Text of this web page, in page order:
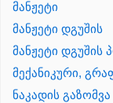
მანჟეტი
მანჟეტი დგუშის
მანჟეტი
მექანიკური,
ნაკადის გაზომვა